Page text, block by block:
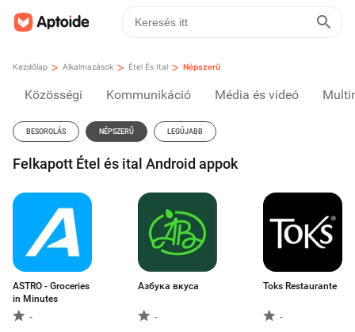
Kezdőlap > Alkalmazások > Étel És Ital > Népszerű
Közösségi Kommunikáció Média és videó
BESOROLÁS NÉPSZERŰ LEGÚJABB
Felkapott Étel és ital Android appok
ASTRO - Groceries
in Minutes
-
Азбука вкуса
-
Toks Restaurante
-